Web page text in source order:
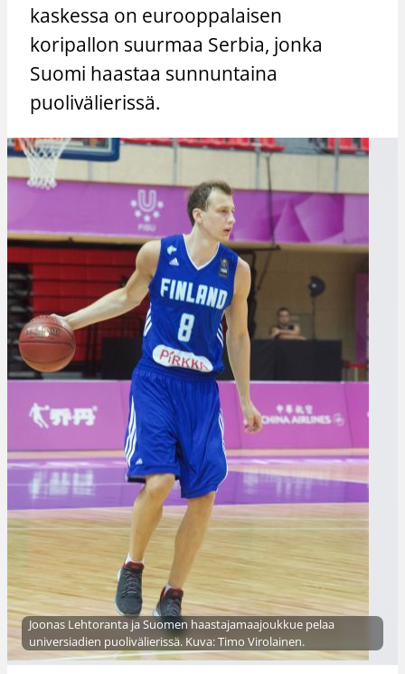
kaskessa on eurooppalaisen
koripallon suurmaa Serbia, jonka
Suomi haastaa sunnuntaina
puolivälierissä.
Joonas Lehtoranta ja Suomen haastajamaajoukkue pelaa
universiadien puolivälierissä. Kuva: Timo Virolainen.